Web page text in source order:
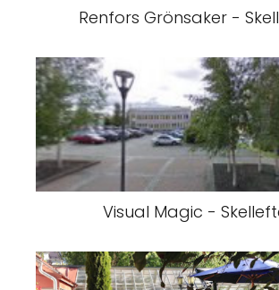
Renfors Grönsaker -
Visual Magic -